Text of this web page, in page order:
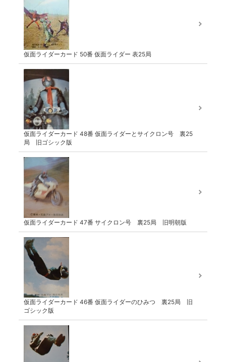
仮面ライダーカード 50番 仮面ライダー 表25局
仮面ライダーカード 48番 仮面ライダーとサイクロン号 裏25
局 旧ゴシック版
仮面ライダーカード 47番 サイクロン号 裏25局 旧明朝版
仮面ライダーカード 46番 仮面ライダーのひみつ 裏25局 旧
ゴシック版